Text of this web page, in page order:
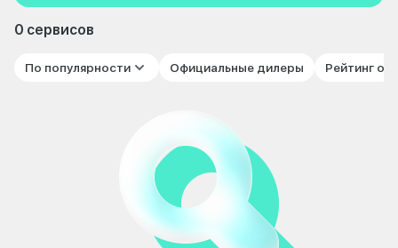
0 сервисов
По популярности Официальные дилеры Рейтинг